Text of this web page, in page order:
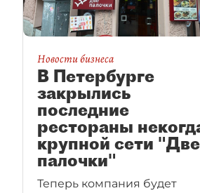
Новости бизнеса
В Петербурге
закрылись
последние
рестораны
крупной сети "Две
палочки"
Теперь компания будет